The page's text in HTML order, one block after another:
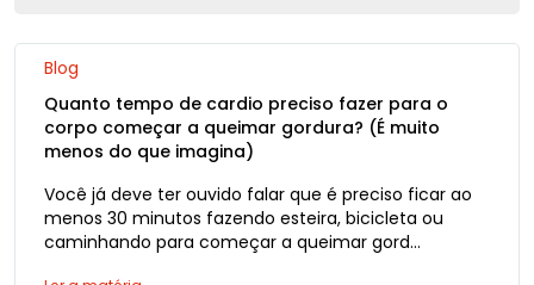
Blog
Quanto tempo de cardio preciso fazer para o
corpo começar a queimar gordura? (É muito
menos do que imagina)
Você já deve ter ouvido falar que é preciso ficar ao
menos 30 minutos fazendo esteira, bicicleta ou
caminhando para começar a queimar gord…